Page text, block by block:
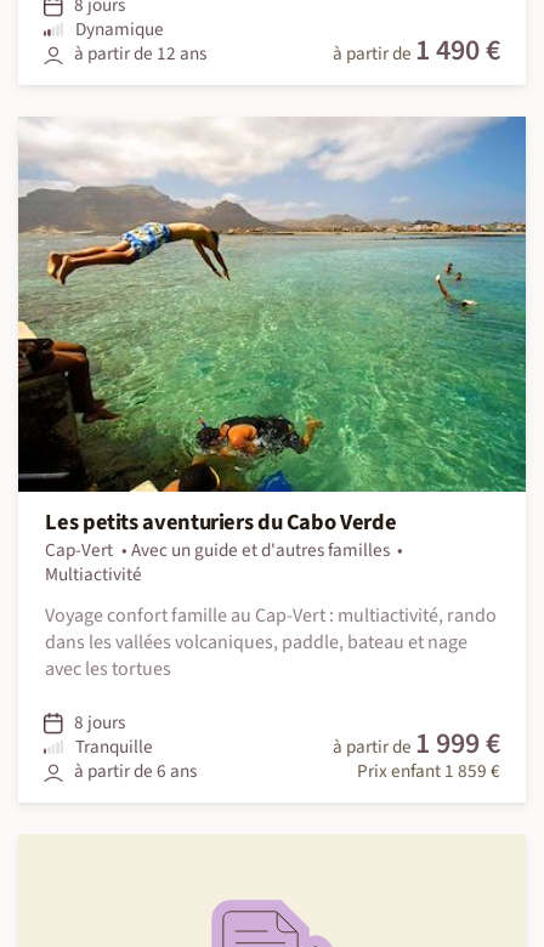
Dynamique
à partir de 12 ans
à partir de 1 490 €
Les petits aventuriers du Cabo Verde
Cap-Vert
Avec un guide et d'autres familles
Multiactivité
Voyage confort famille au Cap-Vert : multiactivité, rando
dans les vallées volcaniques, paddle, bateau et nage
avec les tortues
8 jours
Tranquille
à partir de 6 ans
à partir de 1 999 €
Prix enfant 1 859 €